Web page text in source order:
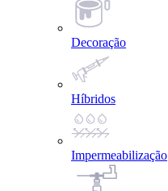
Decoração
Híbridos
Impermeabilização